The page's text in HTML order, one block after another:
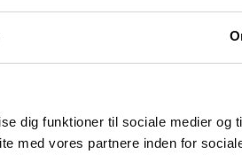
dig funktioner til sociale medier og
med vores partnere inden for